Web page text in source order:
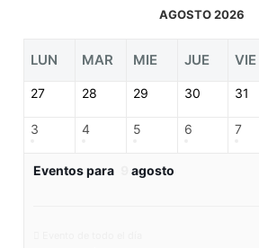
AGOSTO 2026
LUN MAR MIE JUE VIE
27 28 29 30 31
3 4 5 6 7
Eventos para agosto